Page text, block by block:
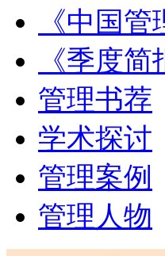
《中国管
《季度简
管理书荐
学术探讨
管理案例
管理人物